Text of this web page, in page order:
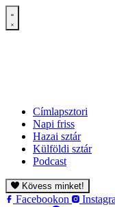
Címlapsztori
Napi friss
Hazai sztár
Külföldi sztár
Podcast
Kövess minket!
Facebookon